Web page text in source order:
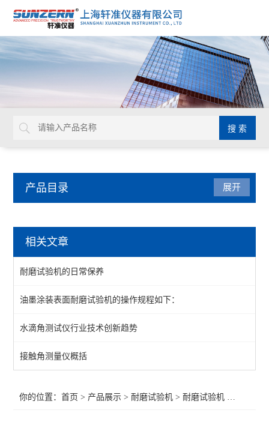
产品目录
耐磨试验机
磨耗试验机
磨擦试验机
查看全部 >>
展开
相关文章
耐磨试验机的日常保养
油墨涂装表面耐磨试验机的操作规程如下：
水滴角测试仪行业技术创新趋势
接触角测量仪概括
你的位置：首页 > 产品展示 > 耐磨试验机 > 耐磨试验机